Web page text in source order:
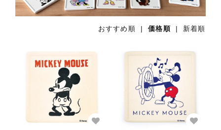
おすすめ順 |価格順| 新着順